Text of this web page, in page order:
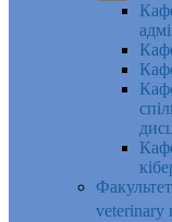
veterinary